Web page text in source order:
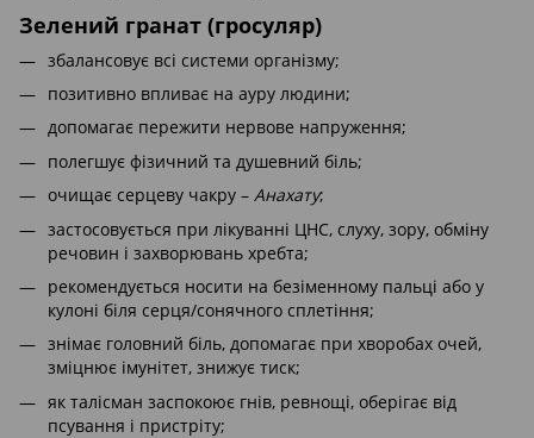
Зелений гранат (гросуляр)
збалансовує всі системи організму;
позитивно впливає на ауру людини;
допомагає пережити нервове напруження;
полегшує фізичний та душевний біль;
очищає серцеву чакру – Анахату;
застосовується при лікуванні ЦНС, слуху, зору, обміну
речовин і захворювань хребта;
рекомендується носити на безіменному пальці або у
кулоні біля серця/сонячного сплетіння;
знімає головний біль, допомагає при хворобах очей,
зміцнює імунітет, знижує тиск;
як талісман заспокоює гнів, ревнощі, оберігає від
псування і пристріту;